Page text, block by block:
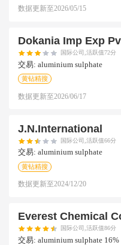
数据更新至2026/05/15
Dokania Imp Exp
国际公司,活跃值72分
交易: aluminium sulphate
黄钻精搜
数据更新至2026/06/17
J.n.international
国际公司,活跃值66分
交易: aluminium sulphate
黄钻精搜
数据更新至2024/12/20
Everest Chemical
国际公司,活跃值86分
交易: aluminium sulphate 16%